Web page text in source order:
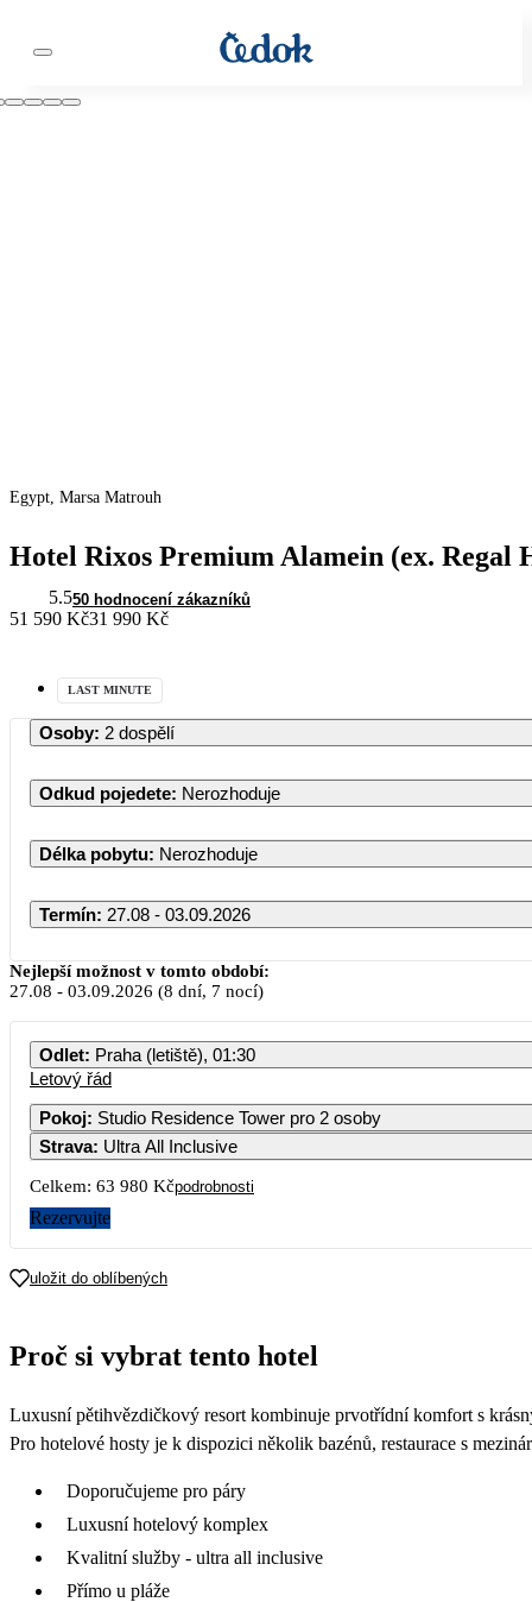
Egypt, Marsa Matrouh
Hotel Rixos Premium Alamein (ex. Regal
5.550 hodnocení zákazníků
51 590 Kč31 990 Kč
LAST MINUTE
Osoby: 2 dospělí
Odkud pojedete: Nerozhoduje
Délka pobytu: Nerozhoduje
Termín: 27.08 - 03.09.2026
Nejlepší možnost v tomto období:
27.08 - 03.09.2026 (8 dní, 7 nocí)
Odlet: Praha (letiště), 01:30
Letový řád
Pokoj: Studio Residence Tower pro 2 osoby
Strava: Ultra All Inclusive
Celkem: 63 980 Kčpodrobnosti
Rezervujte
uložit do oblíbených
Proč si vybrat tento hotel
Luxusní pětihvězdičkový resort kombinuje prvotřídní komfort s
Pro hotelové hosty je k dispozici několik bazénů, restaurace s
Doporučujeme pro páry
Luxusní hotelový komplex
Kvalitní služby - ultra all inclusive
Přímo u pláže